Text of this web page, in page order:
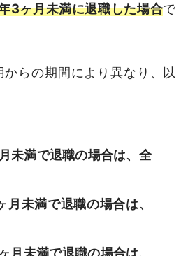
3ヶ月未満に退職した場合で
らの期間により異なり、以
未満で退職の場合は、全
月未満で退職の場合は、
月未満で退職の場合は、